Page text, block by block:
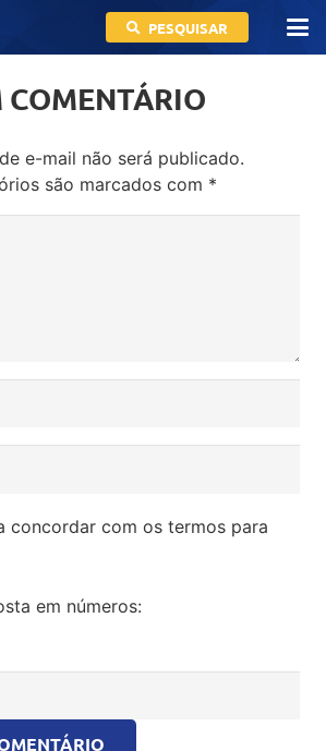
PESQUISAR
COMENTÁRIO
e-mail não será publicado.
são marcados com *
concordar com os termos para
em números: